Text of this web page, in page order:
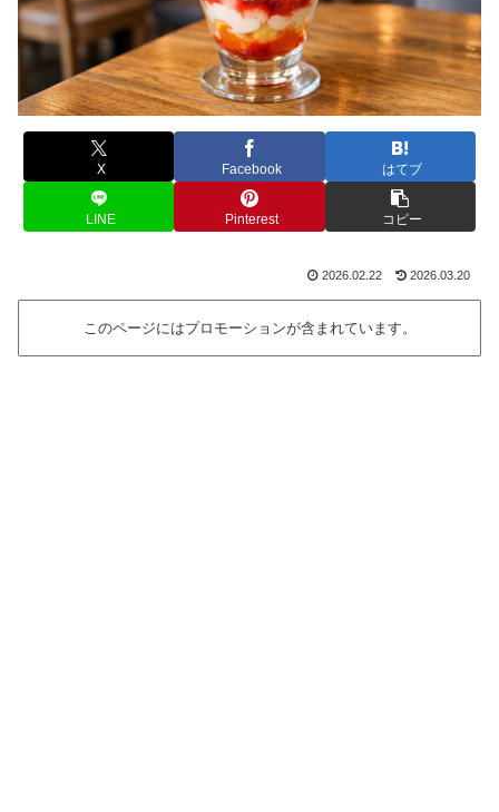
X Facebook はてブ
LINE Pinterest コピー
2026.02.22 2026.03.20
このページにはプロモーションが含まれています。